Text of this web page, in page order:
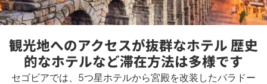
観光地へのアクセスが抜群なホテル 歴史
的なホテルなど滞在方法は多様です
セゴビアでは、5つ星ホテルから宮殿を改装したパラドー